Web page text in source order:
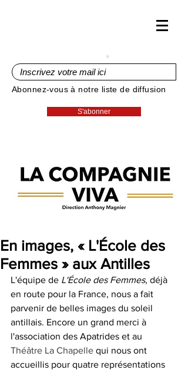
Abonnez-vous à notre liste de diffusion
S'abonner
En images, « L'École des
Femmes » aux Antilles
L'équipe de L'École des Femmes, déjà
en route pour la France, nous a fait
parvenir de belles images du soleil
antillais. Encore un grand merci à
l'association des Apatrides et au
Théâtre La Chapelle qui nous ont
accueillis pour quatre représentations